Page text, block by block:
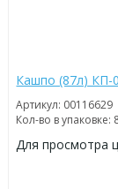
Кашпо (87л) КП-
Артикул: 00116629
Кол-во в упаковке:
Для просмотра